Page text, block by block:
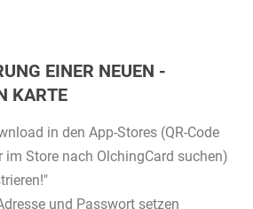
EINER NEUEN -
KARTE
in den App-Stores (QR-Code
im Store nach OlchingCard suchen)
und Passwort setzen